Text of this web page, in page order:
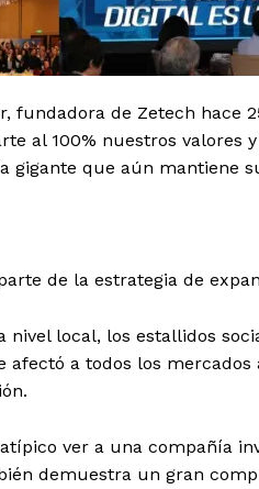
fundadora de Zetech hace
al 100% nuestros valores
gigante que aún mantiene
de la estrategia de
nivel local, los estallidos
afectó a todos los
ver a una compañía
demuestra un gran